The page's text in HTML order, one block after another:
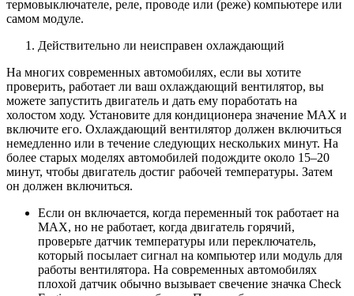
термовыключателе, реле, проводе или (реже) компьютере или
самом модуле.
Действительно ли неисправен охлаждающий
На многих современных автомобилях, если вы хотите
проверить, работает ли ваш охлаждающий вентилятор, вы
можете запустить двигатель и дать ему поработать на
холостом ходу. Установите для кондиционера значение MAX и
включите его. Охлаждающий вентилятор должен включиться
немедленно или в течение следующих нескольких минут. На
более старых моделях автомобилей подождите около 15–20
минут, чтобы двигатель достиг рабочей температуры. Затем
он должен включиться.
Если он включается, когда переменный ток работает на
MAX, но не работает, когда двигатель горячий,
проверьте датчик температуры или переключатель,
который посылает сигнал на компьютер или модуль для
работы вентилятора. На современных автомобилях
плохой датчик обычно вызывает свечение значка Check